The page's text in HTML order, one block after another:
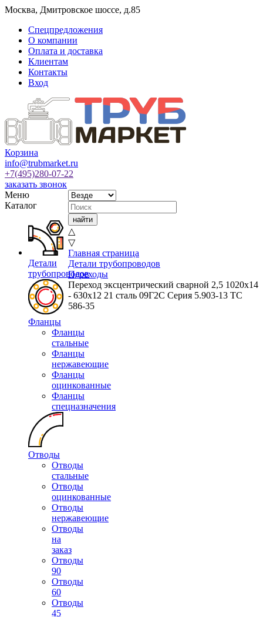
Москва, Дмитровское шоссе, д.85
Спецпредложения
О компании
Оплата и доставка
Клиентам
Контакты
Вход
Корзина
info@trubmarket.ru
+7(495)280-07-22
заказать звонок
Меню
Каталог
Детали
трубопроводов
Фланцы
Фланцы
стальные
Фланцы
нержавеющие
Фланцы
оцинкованные
Фланцы
спецназначения
Отводы
Отводы
стальные
Отводы
оцинкованные
Отводы
нержавеющие
Отводы
на
заказ
Отводы
90
Отводы
60
Отводы
45
△
▽
Главная страница
Детали трубопроводов
Переходы
Переход эксцентрический сварной 2,5 1020х14
- 630х12 21 сталь 09Г2С Серия 5.903-13 ТС
586-35